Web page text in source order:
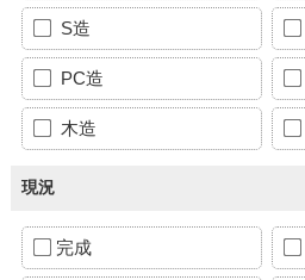
S造
PC造
木造
現況
完成